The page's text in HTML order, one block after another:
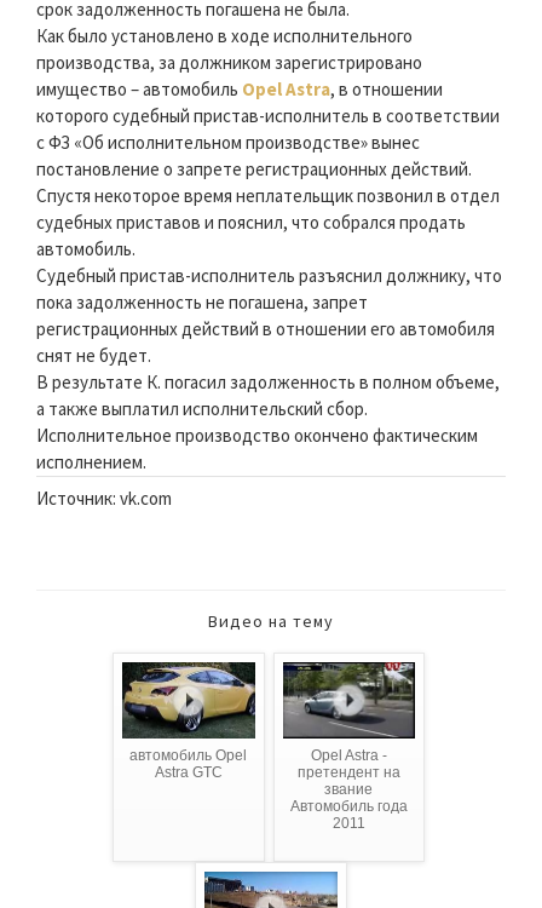
срок задолженность погашена не была.
Как было установлено в ходе исполнительного
производства, за должником зарегистрировано
имущество – автомобиль Opel Astra, в отношении
которого судебный пристав-исполнитель в соответствии
с ФЗ «Об исполнительном производстве» вынес
постановление о запрете регистрационных действий.
Спустя некоторое время неплательщик позвонил в отдел
судебных приставов и пояснил, что собрался продать
автомобиль.
Судебный пристав-исполнитель разъяснил должнику, что
пока задолженность не погашена, запрет
регистрационных действий в отношении его автомобиля
снят не будет.
В результате К. погасил задолженность в полном объеме,
а также выплатил исполнительский сбор.
Исполнительное производство окончено фактическим
исполнением.
Источник: vk.com
Видео на тему
автомобиль Opel
Astra GTC
Opel Astra -
претендент на
звание
Автомобиль года
2011